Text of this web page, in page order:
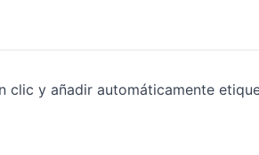
clic y añadir automáticamente